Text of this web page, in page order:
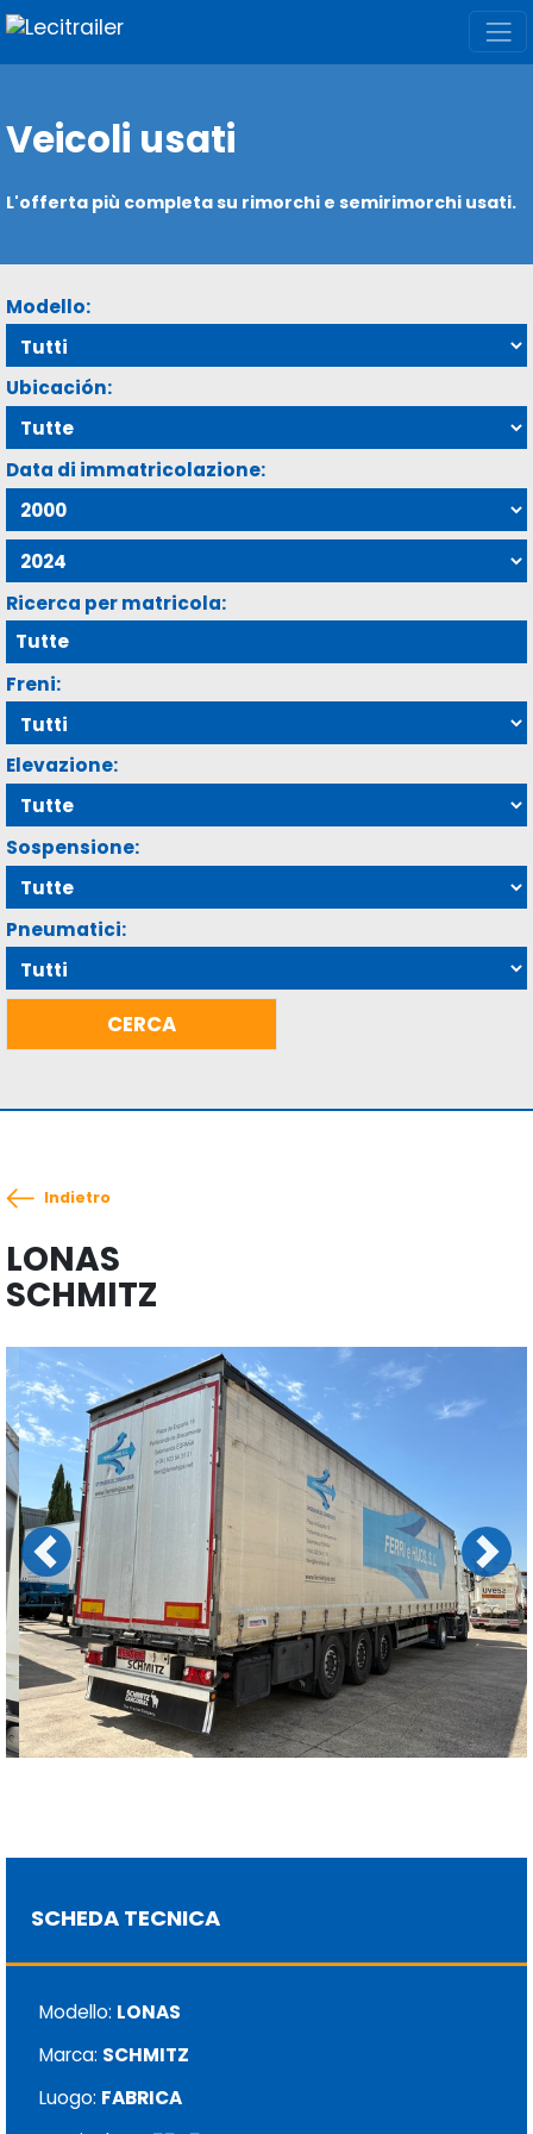
Veicoli usati
L'offerta più completa su rimorchi e semirimorchi usati.
Modello:
Ubicación:
Data di immatricolazione:
Ricerca per matricola:
Freni:
Elevazione:
Sospensione:
Pneumatici:
Indietro
LONAS
SCHMITZ
Previous Next
SCHEDA TECNICA
Modello: LONAS
Marca: SCHMITZ
Luogo: FABRICA